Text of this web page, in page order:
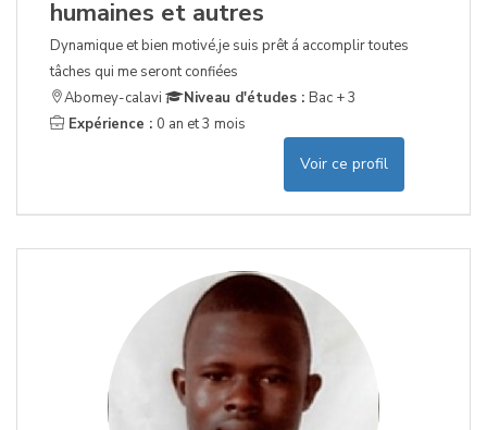
humaines et autres
Dynamique et bien motivé,je suis prêt á accomplir toutes
tâches qui me seront confiées
Abomey-calavi
Niveau d'études : Bac + 3
Expérience : 0 an et 3 mois
Voir ce profil